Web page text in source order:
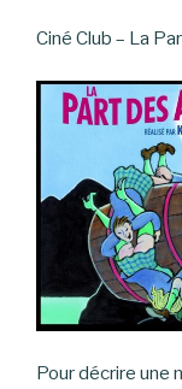
Ciné Club – La
Pour décrire une